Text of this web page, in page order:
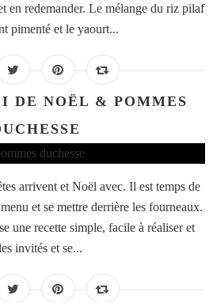
en redemander. Le mélange du riz pilaf
pimenté et le yaourt...
DE NOËL & POMMES
arrivent et Noël avec. Il est temps de
et se mettre derrière les fourneaux.
une recette simple, facile à réaliser et
invités et se...